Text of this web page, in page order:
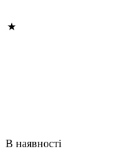
В наявності